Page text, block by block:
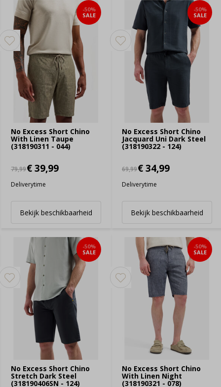
No Excess Short Chino
With Linen Taupe
(318190311 - 044)
-50%
SALE
79,99€ 39,99
Deliverytime
Bekijk beschikbaarheid
No Excess Short Chino
Jacquard Uni Dark Steel
(318190322 - 124)
-50%
SALE
69,99€ 34,99
Deliverytime
Bekijk beschikbaarheid
No Excess Short Chino
Stretch Dark Steel
(318190406SN - 124)
-50%
SALE
No Excess Short Chino
With Linen Night
(318190321 - 078)
-50%
SALE